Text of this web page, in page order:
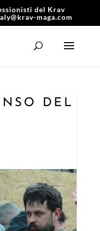
del Krav
maga.com
DEL